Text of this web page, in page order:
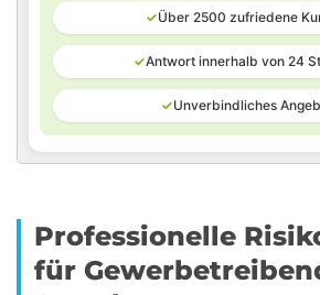
✓Über 2500 zufriedene
✓Antwort innerhalb von 24
✓Unverbindliches
Professionelle
für